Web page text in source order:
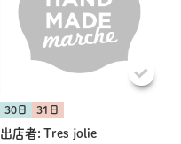
30日 31日
出店者: Tres jolie